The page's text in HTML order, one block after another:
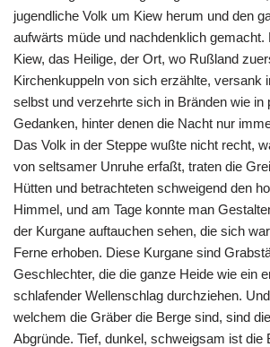
jugendliche Volk um Kiew herum und den
aufwärts müde und nachdenklich gemacht.
Kiew, das Heilige, der Ort, wo Rußland
Kirchenkuppeln von sich erzählte, versank
selbst und verzehrte sich in Bränden wie in
Gedanken, hinter denen die Nacht nur
Das Volk in der Steppe wußte nicht recht,
von seltsamer Unruhe erfaßt, traten die
Hütten und betrachteten schweigend den
Himmel, und am Tage konnte man
der Kurgane auftauchen sehen, die sich
Ferne erhoben. Diese Kurgane sind
Geschlechter, die die ganze Heide wie ein
schlafender Wellenschlag durchziehen.
welchem die Gräber die Berge sind, sind
Abgründe. Tief, dunkel, schweigsam ist die